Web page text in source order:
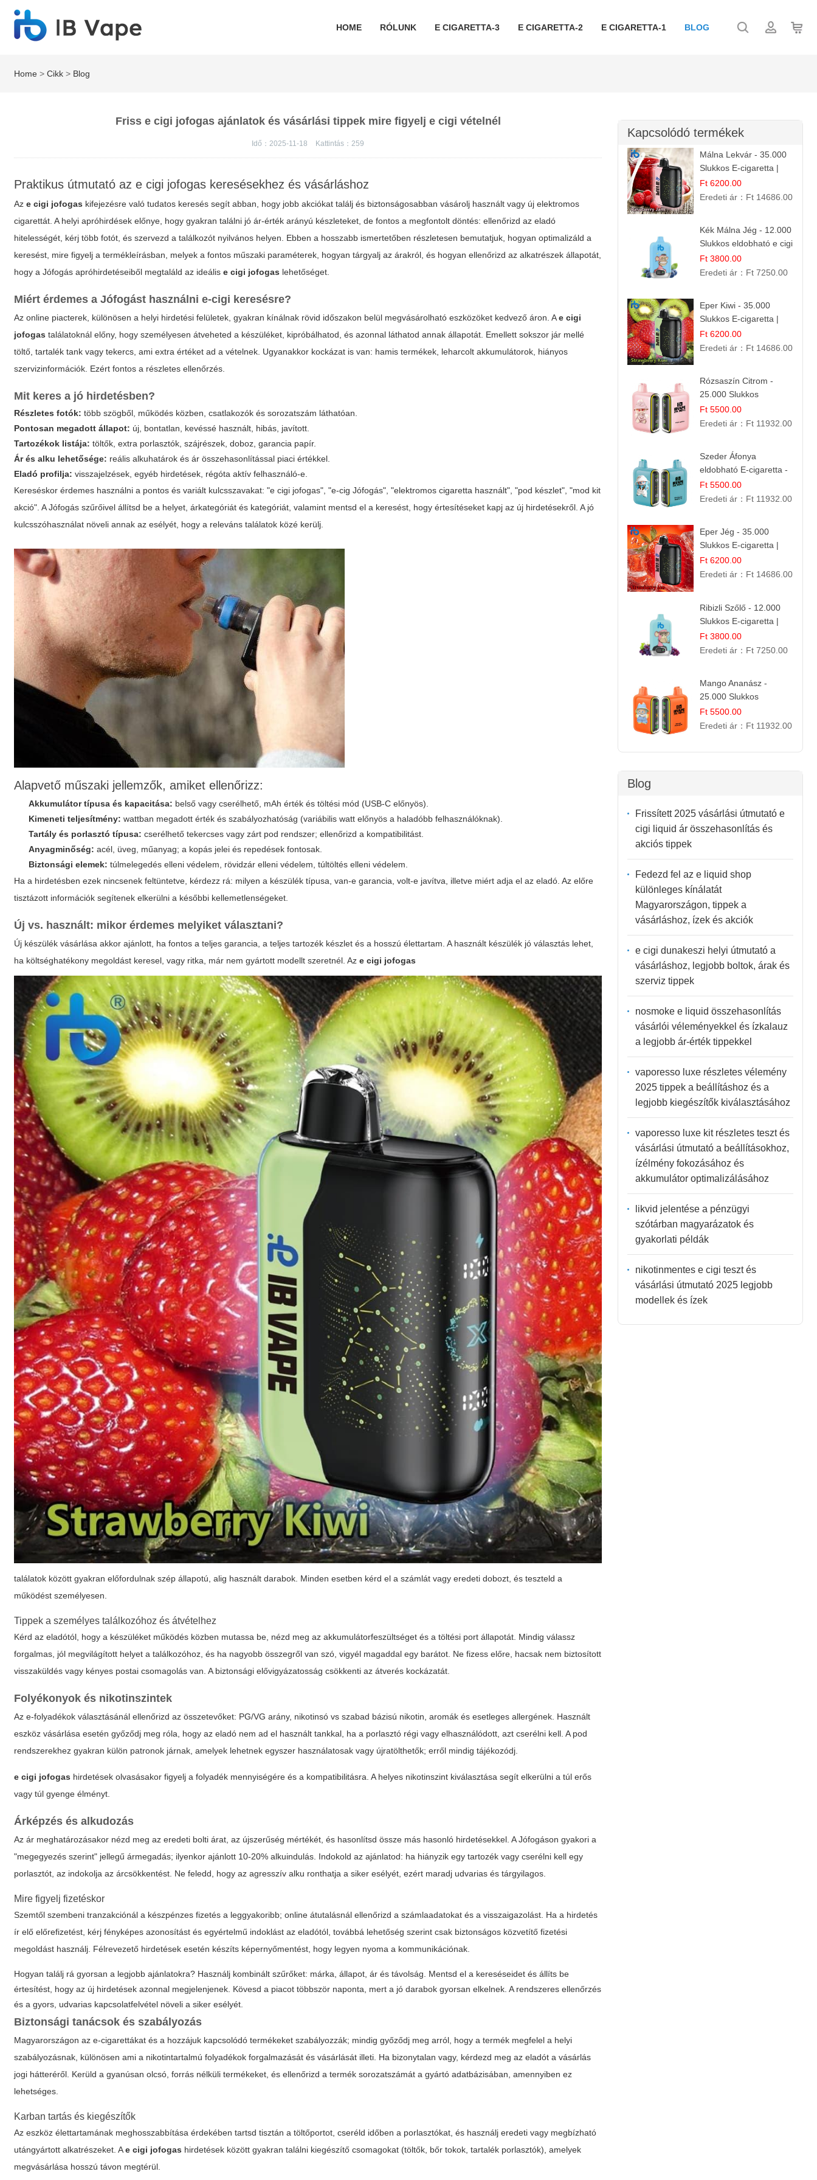
HOME RÓLUNK E CIGARETTA-3 E CIGARETTA-2 E CIGARETTA-1 BLOG
Home >Cikk > Blog
Friss e cigi jofogas ajánlatok és vásárlási tippek mire figyelj e cigi vételnél
Idő：2025-11-18 Kattintás：259
Praktikus útmutató az e cigi jofogas keresésekhez és vásárláshoz
Aze cigi jofogas kifejezésre való tudatos keresés segít abban, hogy jobb akciókat találj és biztonságosabban vásárolj használt vagy új elektromos
cigarettát. A helyi apróhirdések előnye, hogy gyakran találni jó ár-érték arányú készleteket, de fontos a megfontolt döntés: ellenőrizd az eladó
hitelességét, kérj több fotót, és szervezd a találkozót nyilvános helyen. Ebben a hosszabb ismertetőben részletesen bemutatjuk, hogyan optimalizáld a
keresést, mire figyelj a termékleírásban, melyek a fontos műszaki paraméterek, hogyan tárgyalj az árakról, és hogyan ellenőrizd az alkatrészek állapotát,
hogy a Jófogás apróhirdetéseiből megtaláld az ideálise cigi jofogas lehetőséget.
Miért érdemes a Jófogást használni e-cigi keresésre?
Az online piacterek, különösen a helyi hirdetési felületek, gyakran kínálnak rövid időszakon belül megvásárolható eszközöket kedvező áron. Ae cigi
jofogas találatoknál előny, hogy személyesen átveheted a készüléket, kipróbálhatod, és azonnal láthatod annak állapotát. Emellett sokszor jár mellé
töltő, tartalék tank vagy tekercs, ami extra értéket ad a vételnek. Ugyanakkor kockázat is van: hamis termékek, leharcolt akkumulátorok, hiányos
szervizinformációk. Ezért fontos a részletes ellenőrzés.
Mit keres a jó hirdetésben?
Részletes fotók: több szögből, működés közben, csatlakozók és sorozatszám láthatóan.
Pontosan megadott állapot: új, bontatlan, kevéssé használt, hibás, javított.
Tartozékok listája: töltők, extra porlasztók, szájrészek, doboz, garancia papír.
Ár és alku lehetősége: reális alkuhatárok és ár összehasonlítással piaci értékkel.
Eladó profilja: visszajelzések, egyéb hirdetések, régóta aktív felhasználó-e.
Kereséskor érdemes használni a pontos és variált kulcsszavakat: "e cigi jofogas", "e-cig Jófogás", "elektromos cigaretta használt", "pod készlet", "mod kit
akció". A Jófogás szűrőivel állítsd be a helyet, árkategóriát és kategóriát, valamint mentsd el a keresést, hogy értesítéseket kapj az új hirdetésekről. A jó
kulcsszóhasználat növeli annak az esélyét, hogy a releváns találatok közé kerülj.
Alapvető műszaki jellemzők, amiket ellenőrizz:
Akkumulátor típusa és kapacitása: belső vagy cserélhető, mAh érték és töltési mód (USB-C előnyös).
Kimeneti teljesítmény: wattban megadott érték és szabályozhatóság (variábilis watt előnyös a haladóbb felhasználóknak).
Tartály és porlasztó típusa: cserélhető tekercses vagy zárt pod rendszer; ellenőrizd a kompatibilitást.
Anyagminőség: acél, üveg, műanyag; a kopás jelei és repedések fontosak.
Biztonsági elemek: túlmelegedés elleni védelem, rövidzár elleni védelem, túltöltés elleni védelem.
Ha a hirdetésben ezek nincsenek feltüntetve, kérdezz rá: milyen a készülék típusa, van-e garancia, volt-e javítva, illetve miért adja el az eladó. Az előre
tisztázott információk segítenek elkerülni a későbbi kellemetlenségeket.
Új vs. használt: mikor érdemes melyiket választani?
Új készülék vásárlása akkor ajánlott, ha fontos a teljes garancia, a teljes tartozék készlet és a hosszú élettartam. A használt készülék jó választás lehet,
ha költséghatékony megoldást keresel, vagy ritka, már nem gyártott modellt szeretnél. Aze cigi jofogas
találatok között gyakran előfordulnak szép állapotú, alig használt darabok. Minden esetben kérd el a számlát vagy eredeti dobozt, és teszteld a
működést személyesen.
Tippek a személyes találkozóhoz és átvételhez
Kérd az eladótól, hogy a készüléket működés közben mutassa be, nézd meg az akkumulátorfeszültséget és a töltési port állapotát. Mindig válassz
forgalmas, jól megvilágított helyet a találkozóhoz, és ha nagyobb összegről van szó, vigyél magaddal egy barátot. Ne fizess előre, hacsak nem biztosított
visszaküldés vagy kényes postai csomagolás van. A biztonsági elővigyázatosság csökkenti az átverés kockázatát.
Folyékonyok és nikotinszintek
Az e-folyadékok választásánál ellenőrizd az összetevőket: PG/VG arány, nikotinsó vs szabad bázisú nikotin, aromák és esetleges allergének. Használt
eszköz vásárlása esetén győződj meg róla, hogy az eladó nem ad el használt tankkal, ha a porlasztó régi vagy elhasználódott, azt cserélni kell. A pod
rendszerekhez gyakran külön patronok járnak, amelyek lehetnek egyszer használatosak vagy újratölthetők; erről mindig tájékozódj.
e cigi jofogas hirdetések olvasásakor figyelj a folyadék mennyiségére és a kompatibilitásra. A helyes nikotinszint kiválasztása segít elkerülni a túl erős
vagy túl gyenge élményt.
Árképzés és alkudozás
Az ár meghatározásakor nézd meg az eredeti bolti árat, az újszerűség mértékét, és hasonlítsd össze más hasonló hirdetésekkel. A Jófogáson gyakori a
"megegyezés szerint" jellegű ármegadás; ilyenkor ajánlott 10-20% alkuindulás. Indokold az ajánlatod: ha hiányzik egy tartozék vagy cserélni kell egy
porlasztót, az indokolja az árcsökkentést. Ne feledd, hogy az agresszív alku ronthatja a siker esélyét, ezért maradj udvarias és tárgyilagos.
Mire figyelj fizetéskor
Szemtől szembeni tranzakciónál a készpénzes fizetés a leggyakoribb; online átutalásnál ellenőrizd a számlaadatokat és a visszaigazolást. Ha a hirdetés
ír elő előrefizetést, kérj fényképes azonosítást és egyértelmű indoklást az eladótól, továbbá lehetőség szerint csak biztonságos közvetítő fizetési
megoldást használj. Félrevezető hirdetések esetén készíts képernyőmentést, hogy legyen nyoma a kommunikációnak.
Hogyan találj rá gyorsan a legjobb ajánlatokra? Használj kombinált szűrőket: márka, állapot, ár és távolság. Mentsd el a kereséseidet és állíts be
értesítést, hogy az új hirdetések azonnal megjelenjenek. Kövesd a piacot többször naponta, mert a jó darabok gyorsan elkelnek. A rendszeres ellenőrzés
és a gyors, udvarias kapcsolatfelvétel növeli a siker esélyét.
Biztonsági tanácsok és szabályozás
Magyarországon az e-cigarettákat és a hozzájuk kapcsolódó termékeket szabályozzák; mindig győződj meg arról, hogy a termék megfelel a helyi
szabályozásnak, különösen ami a nikotintartalmú folyadékok forgalmazását és vásárlását illeti. Ha bizonytalan vagy, kérdezd meg az eladót a vásárlás
jogi hátteréről. Kerüld a gyanúsan olcsó, forrás nélküli termékeket, és ellenőrizd a termék sorozatszámát a gyártó adatbázisában, amennyiben ez
lehetséges.
Karban tartás és kiegészítők
Az eszköz élettartamának meghosszabbítása érdekében tartsd tisztán a töltőportot, cseréld időben a porlasztókat, és használj eredeti vagy megbízható
utángyártott alkatrészeket. Ae cigi jofogas hirdetések között gyakran találni kiegészítő csomagokat (töltők, bőr tokok, tartalék porlasztók), amelyek
megvásárlása hosszú távon megtérül.
Kapcsolódó termékek
Málna Lekvár - 35.000
Slukkos E-cigaretta |
IBVape Bar Édes
Gyümölcs Íz
Ft 6200.00
Eredeti ár： Ft 14686.00
Kék Málna Jég - 12.000
Slukkos eldobható e cigi
| Frissítő Bogyós Íz
Ft 3800.00
Eredeti ár： Ft 7250.00
Eper Kiwi - 35.000
Slukkos E-cigaretta |
IBVape Bar Friss
Gyümölcs Ízek
Ft 6200.00
Eredeti ár： Ft 14686.00
Rózsaszín Citrom -
25.000 Slukkos
eldobható e-Cigaretta |
IBvape Bar
Ft 5500.00
Eredeti ár： Ft 11932.00
Szeder Áfonya
eldobható E-cigaretta -
25.000 Slukk | Prémium
Gyümölcs Íz
Ft 5500.00
Eredeti ár： Ft 11932.00
Eper Jég - 35.000
Slukkos E-cigaretta |
IBVape Bar
Ft 6200.00
Eredeti ár： Ft 14686.00
Ribizli Szőlő - 12.000
Slukkos E-cigaretta |
Kifinomult Gyümölcs Íz
Ft 3800.00
Eredeti ár： Ft 7250.00
Mango Ananász -
25.000 Slukkos
eldobható E-cigaretta |
Trópusi Ízélmény
Ft 5500.00
Eredeti ár： Ft 11932.00
Blog
Frissített 2025 vásárlási útmutató e
cigi liquid ár összehasonlítás és
akciós tippek
Fedezd fel az e liquid shop
különleges kínálatát
Magyarországon, tippek a
vásárláshoz, ízek és akciók
e cigi dunakeszi helyi útmutató a
vásárláshoz, legjobb boltok, árak és
szerviz tippek
nosmoke e liquid összehasonlítás
vásárlói véleményekkel és ízkalauz
a legjobb ár-érték tippekkel
vaporesso luxe részletes vélemény
2025 tippek a beállításhoz és a
legjobb kiegészítők kiválasztásához
vaporesso luxe kit részletes teszt és
vásárlási útmutató a beállításokhoz,
ízélmény fokozásához és
akkumulátor optimalizálásához
likvid jelentése a pénzügyi
szótárban magyarázatok és
gyakorlati példák
nikotinmentes e cigi teszt és
vásárlási útmutató 2025 legjobb
modellek és ízek